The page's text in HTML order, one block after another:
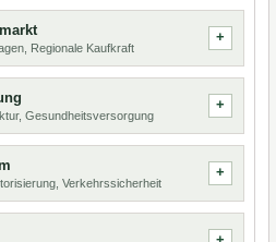
Regionale Kaufkraft
Gesundheitsversorgung
Verkehrssicherheit